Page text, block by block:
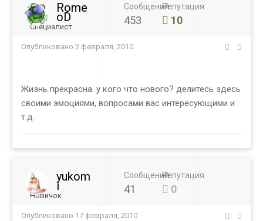
Rome
oD
Специалист
Сообщений
453
Репутация
10
Опубликовано 2 февраля, 2010
Жизнь прекрасна. у кого что нового? делитесь здесь
своими эмоциями, вопросами вас интересующими и
т.д.
yukom
i
Новичок
Сообщений
41
Репутация
0
Опубликовано 17 февраля, 2010